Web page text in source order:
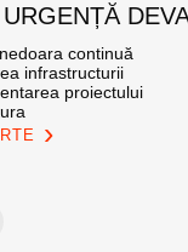
continuă
infrastructurii
proiectului